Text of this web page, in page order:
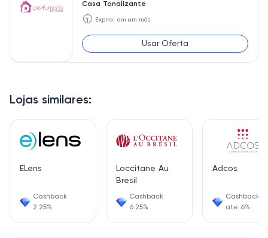
Lojas similares:
ELens
Cashback
2.25%
Loccitane Au
Bresil
Cashback
6.25%
Adcos
Cashback
até 6%
Casa Tonalizante
🕥 Expira: em um mês
Usar Oferta